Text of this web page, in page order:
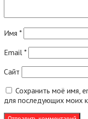
Имя *
Email *
Сайт
Сохранить моё имя,
для последующих моих